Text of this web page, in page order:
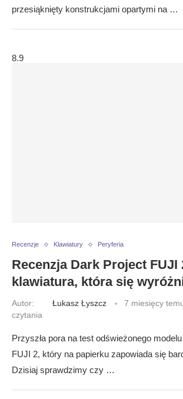
przesiąknięty konstrukcjami opartymi na …
8.9
Recenzje Klawiatury Peryferia
Recenzja Dark Project FUJI
klawiatura, która się
Autor: Łukasz Łyszcz 7 miesięcy
czytania
Przyszła pora na test odświeżonego
FUJI 2, który na papierku zapowiada się
Dzisiaj sprawdzimy czy …